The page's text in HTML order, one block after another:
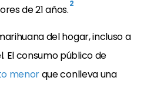
de 21 años.2
del hogar, incluso a
El consumo público de
menorque conlleva una